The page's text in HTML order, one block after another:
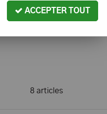
8 articles
ACCEPTER TOUT